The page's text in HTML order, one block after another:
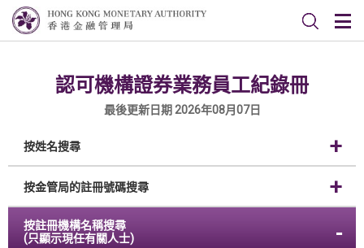
認可機構證券業務員工紀錄冊
最後更新日期 2026年08月07日
按姓名搜尋
按金管局的註冊號碼搜尋
按註冊機構名稱搜尋
(只顯示現任有關人士)